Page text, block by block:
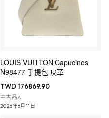
LOUIS VUITTON Capucines
N98477 手提包 皮革
TWD 176869.90
中古品A
2026年6月11日